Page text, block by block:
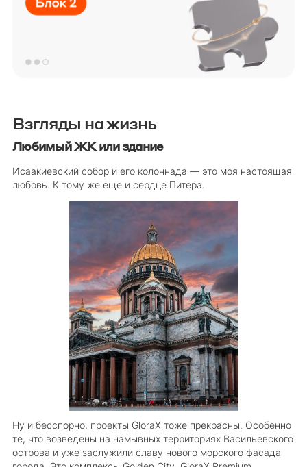
Взгляды на жизнь
Любимый ЖК или здание
Исаакиевский собор и его колоннада — это моя настоящая
любовь. К тому же еще и сердце Питера.
Ну и бесспорно, проекты GloraX тоже прекрасны. Особенно
те, что возведены на намывных территориях Васильевского
острова и уже заслужили славу нового морского фасада